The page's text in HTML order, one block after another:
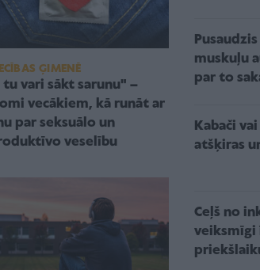
ĢIMENĒ
vari sākt sarunu" –
vecākiem, kā runāt ar
par seksuālo un
veselību
muskuļu
par to
Kabači
atšķiras
Ceļš no
veiksmīgi